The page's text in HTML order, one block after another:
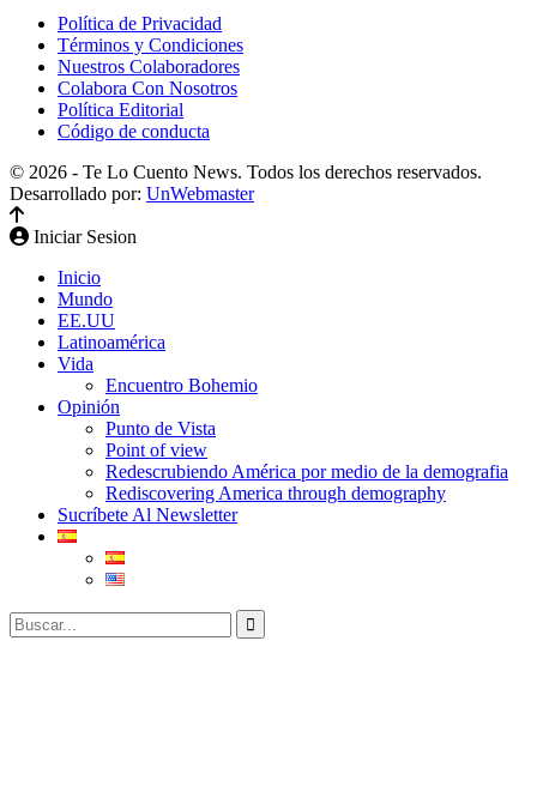
Política de Privacidad
Términos y Condiciones
Nuestros Colaboradores
Colabora Con Nosotros
Política Editorial
Código de conducta
© 2026 - Te Lo Cuento News. Todos los derechos reservados.
Desarrollado por: UnWebmaster
Iniciar Sesion
Inicio
Mundo
EE.UU
Latinoamérica
Vida
Encuentro Bohemio
Opinión
Punto de Vista
Point of view
Redescrubiendo América por medio de la demografia
Rediscovering America through demography
Sucríbete Al Newsletter